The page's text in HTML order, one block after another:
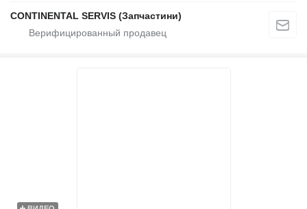
CONTINENTAL SERVIS (Запчастини)